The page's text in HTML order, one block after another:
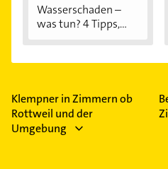
Wasserschaden –
was tun? 4 Tipps,...
Klempner in Zimmern ob
Rottweil und der
Umgebung